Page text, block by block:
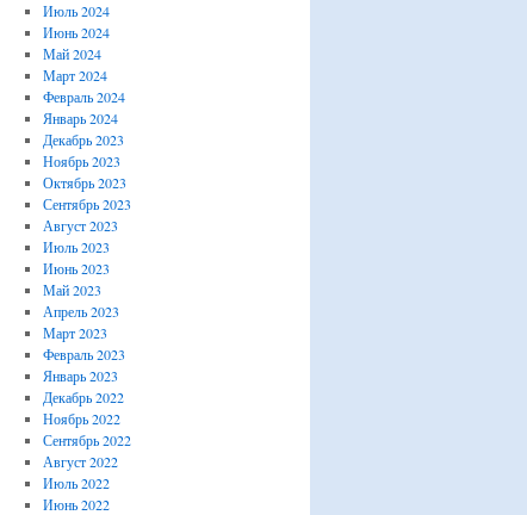
Июль 2024
Июнь 2024
Май 2024
Март 2024
Февраль 2024
Январь 2024
Декабрь 2023
Ноябрь 2023
Октябрь 2023
Сентябрь 2023
Август 2023
Июль 2023
Июнь 2023
Май 2023
Апрель 2023
Март 2023
Февраль 2023
Январь 2023
Декабрь 2022
Ноябрь 2022
Сентябрь 2022
Август 2022
Июль 2022
Июнь 2022